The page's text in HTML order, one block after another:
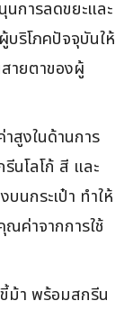
การลดขยะและ
ริโภคปัจจุบันให้
ายตาของผู้
สูงในด้านการ
นโลโก้ สี และ
นกระเป๋า ทำให้
ค่าจากการใช้
ม้า พร้อมสกรีน